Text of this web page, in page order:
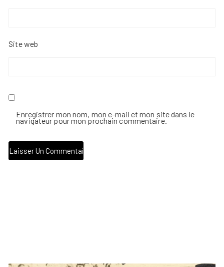
Site web
Enregistrer mon nom, mon e-mail et mon site dans le
navigateur pour mon prochain commentaire.